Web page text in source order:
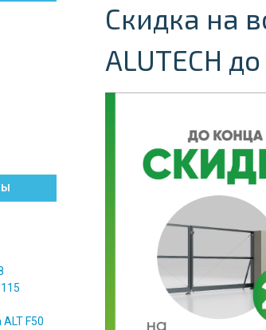
Скидка на
ALUTECH
F50